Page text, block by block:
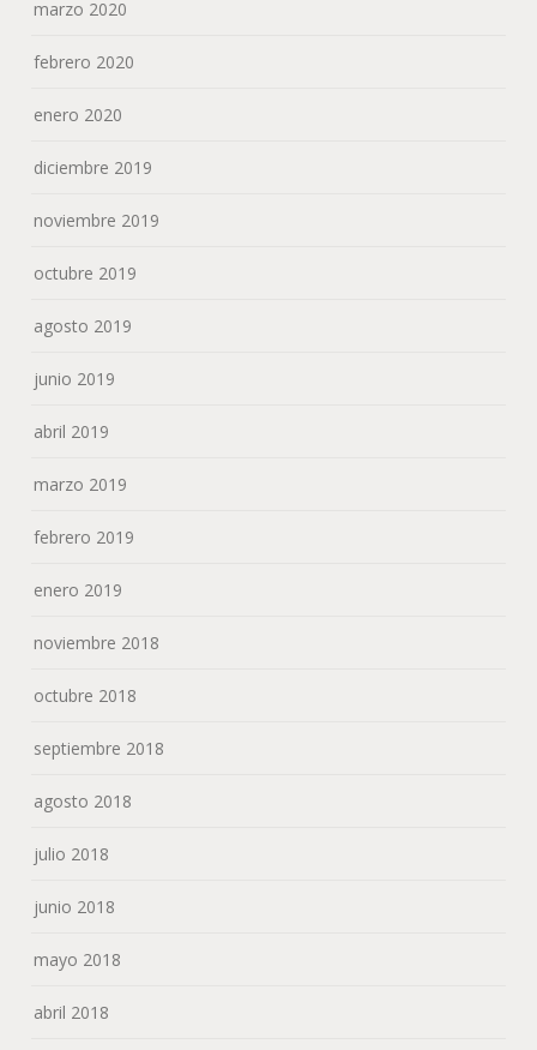
marzo 2020
febrero 2020
enero 2020
diciembre 2019
noviembre 2019
octubre 2019
agosto 2019
junio 2019
abril 2019
marzo 2019
febrero 2019
enero 2019
noviembre 2018
octubre 2018
septiembre 2018
agosto 2018
julio 2018
junio 2018
mayo 2018
abril 2018